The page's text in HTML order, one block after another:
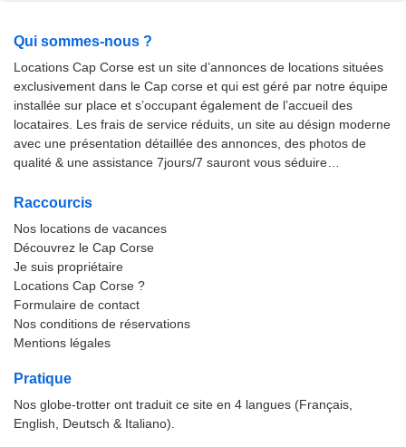
Qui sommes-nous ?
Locations Cap Corse est un site d’annonces de locations situées
exclusivement dans le Cap corse et qui est géré par notre équipe
installée sur place et s’occupant également de l’accueil des
locataires. Les frais de service réduits, un site au désign moderne
avec une présentation détaillée des annonces, des photos de
qualité & une assistance 7jours/7 sauront vous séduire…
Raccourcis
Nos locations de vacances
Découvrez le Cap Corse
Je suis propriétaire
Locations Cap Corse ?
Formulaire de contact
Nos conditions de réservations
Mentions légales
Pratique
Nos globe-trotter ont traduit ce site en 4 langues (Français,
English, Deutsch & Italiano).